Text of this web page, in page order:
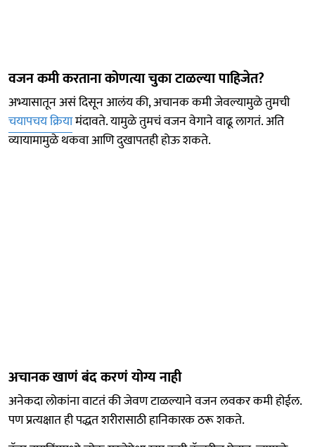
वजन कमी करताना कोणत्या चुका टाळल्या पाहिजेत?
अभ्यासातून असं दिसून आलंय की, अचानक कमी जेवल्यामुळे तुमची
चयापचय क्रियामंदावते. यामुळे तुमचं वजन वेगाने वाढू लागतं. अति
व्यायामामुळे थकवा आणि दुखापतही होऊ शकते.
अचानक खाणं बंद करणं योग्य नाही
अनेकदा लोकांना वाटतं की जेवण टाळल्याने वजन लवकर कमी होईल.
पण प्रत्यक्षात ही पद्धत शरीरासाठी हानिकारक ठरू शकते.